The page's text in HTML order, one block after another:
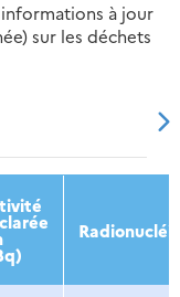
à jour
sur les déchets
2016